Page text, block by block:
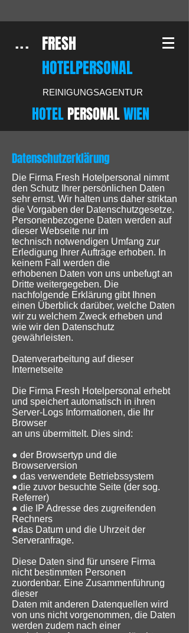
FRESH
HOTELPERSONAL
...
REINIGUNGSAGENTUR
HOTEL PERSONALWIEN
Datenschutzerklärung
Die Firma Fresh Hotelpersonal nimmt
den Schutz Ihrer persönlichen Daten
sehr ernst. Wir halten uns daher striktan
die Vorgaben der Datenschutzgesetze.
Personenbezogene Daten werden auf
dieser Webseite nur im
technisch notwendigen Umfang zur
Erledigung Ihrer Aufträge erhoben. In
keinem Fall werden die
erhobenen Daten von uns unbefugt an
Dritte weitergegeben. Die
nachfolgende Erklärung gibt Ihnen
einen Überblick darüber, welche Daten
wir zu welchem Zweck erheben und
wie wir den Datenschutz
gewährleisten.
Datenverarbeitung auf dieser
Internetseite
Die Firma Fresh Hotelpersonal erhebt
und speichert automatisch in ihren
Server-Logs Informationen, die Ihr
Browser
an uns übermittelt. Dies sind:
● der Browsertyp und die
Browserversion
● das verwendete Betriebssystem
●die zuvor besuchte Seite (der sog.
Referrer)
● die IP Adresse des zugreifenden
Rechners
●das Datum und die Uhrzeit der
Serveranfrage.
Diese Daten sind für unsere Firma
nicht bestimmten Personen
zuordenbar. Eine Zusammenführung
dieser
Daten mit anderen Datenquellen wird
von uns nicht vorgenommen, die Daten
werden zudem nach einer